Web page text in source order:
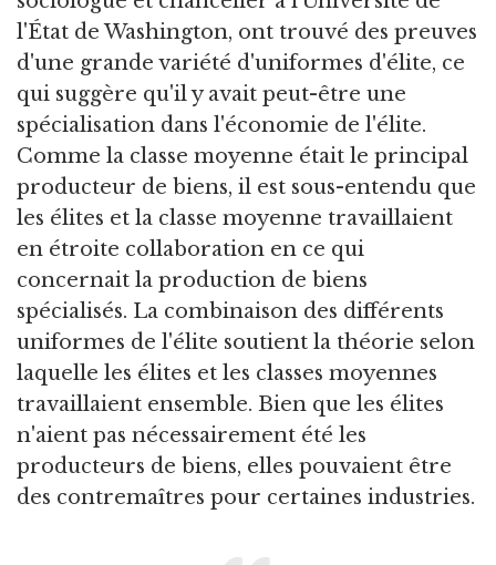
l'État de Washington, ont trouvé des preuves
d'une grande variété d'uniformes d'élite, ce
qui suggère qu'il y avait peut-être une
spécialisation dans l'économie de l'élite.
Comme la classe moyenne était le principal
producteur de biens, il est sous-entendu que
les élites et la classe moyenne travaillaient
en étroite collaboration en ce qui
concernait la production de biens
spécialisés. La combinaison des différents
uniformes de l'élite soutient la théorie selon
laquelle les élites et les classes moyennes
travaillaient ensemble. Bien que les élites
n'aient pas nécessairement été les
producteurs de biens, elles pouvaient être
des contremaîtres pour certaines industries.